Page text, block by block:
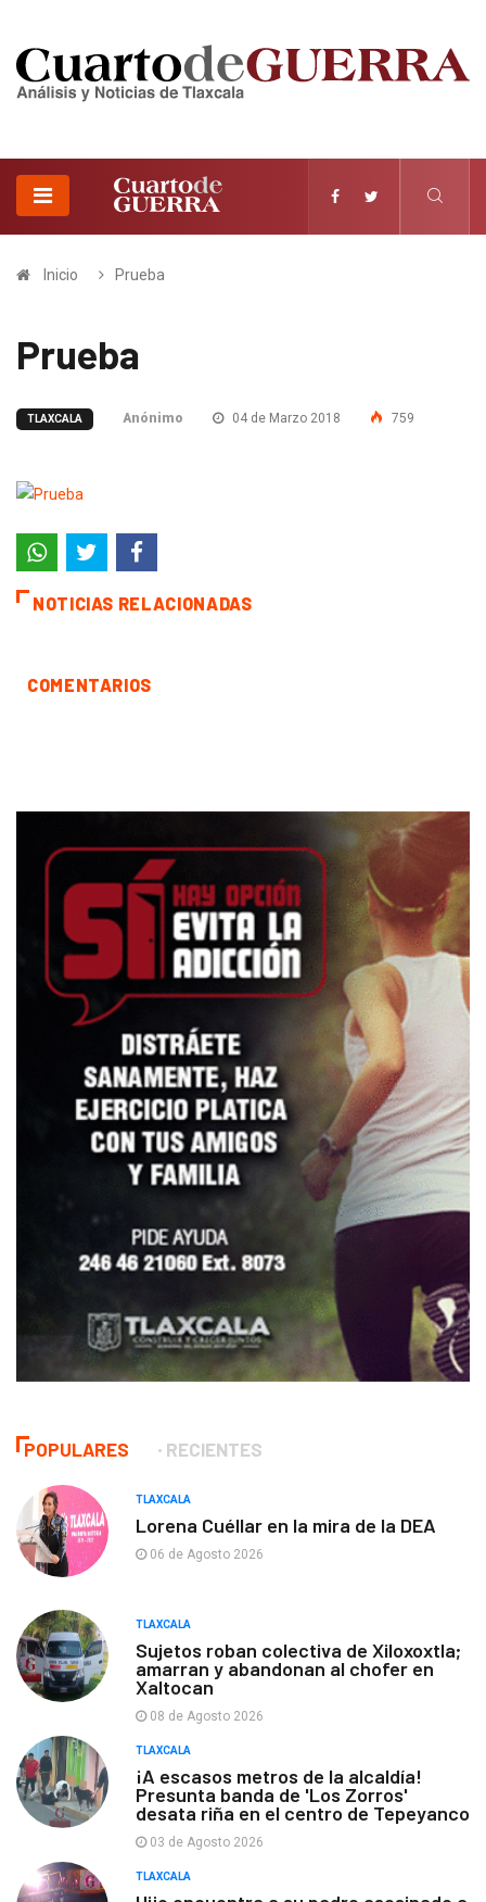
Inicio Prueba
Prueba
TLAXCALA Anónimo 04 de Marzo 2018 759
NOTICIAS RELACIONADAS
COMENTARIOS
POPULARES RECIENTES
TLAXCALA
Lorena Cuéllar en la mira de la DEA
06 de Agosto 2026
TLAXCALA
Sujetos roban colectiva de Xiloxoxtla;
amarran y abandonan al chofer en
Xaltocan
08 de Agosto 2026
TLAXCALA
¡A escasos metros de la alcaldía!
Presunta banda de 'Los Zorros'
desata riña en el centro de Tepeyanco
03 de Agosto 2026
TLAXCALA